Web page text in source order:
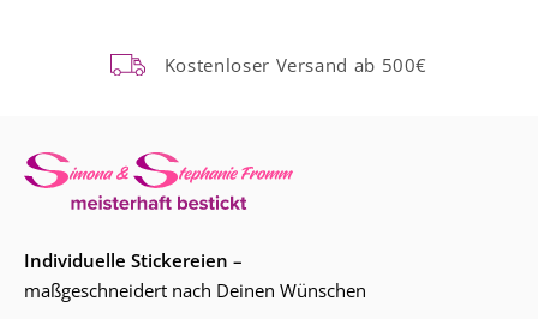
Kostenloser Versand ab 500€
Individuelle Stickereien –
maßgeschneidert nach Deinen Wünschen